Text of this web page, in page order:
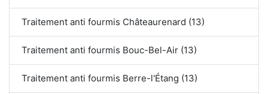
Traitement anti fourmis Châteaurenard (13)
Traitement anti fourmis Bouc-Bel-Air (13)
Traitement anti fourmis Berre-l'Étang (13)